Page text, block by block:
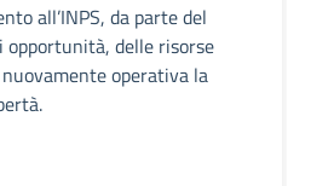
all’INPS, da parte del
delle risorse
operativa la